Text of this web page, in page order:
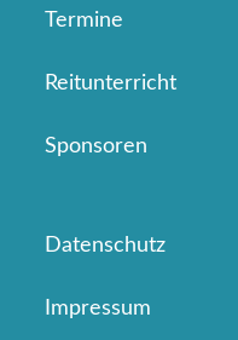
Termine
Reitunterricht
Sponsoren
Datenschutz
Impressum